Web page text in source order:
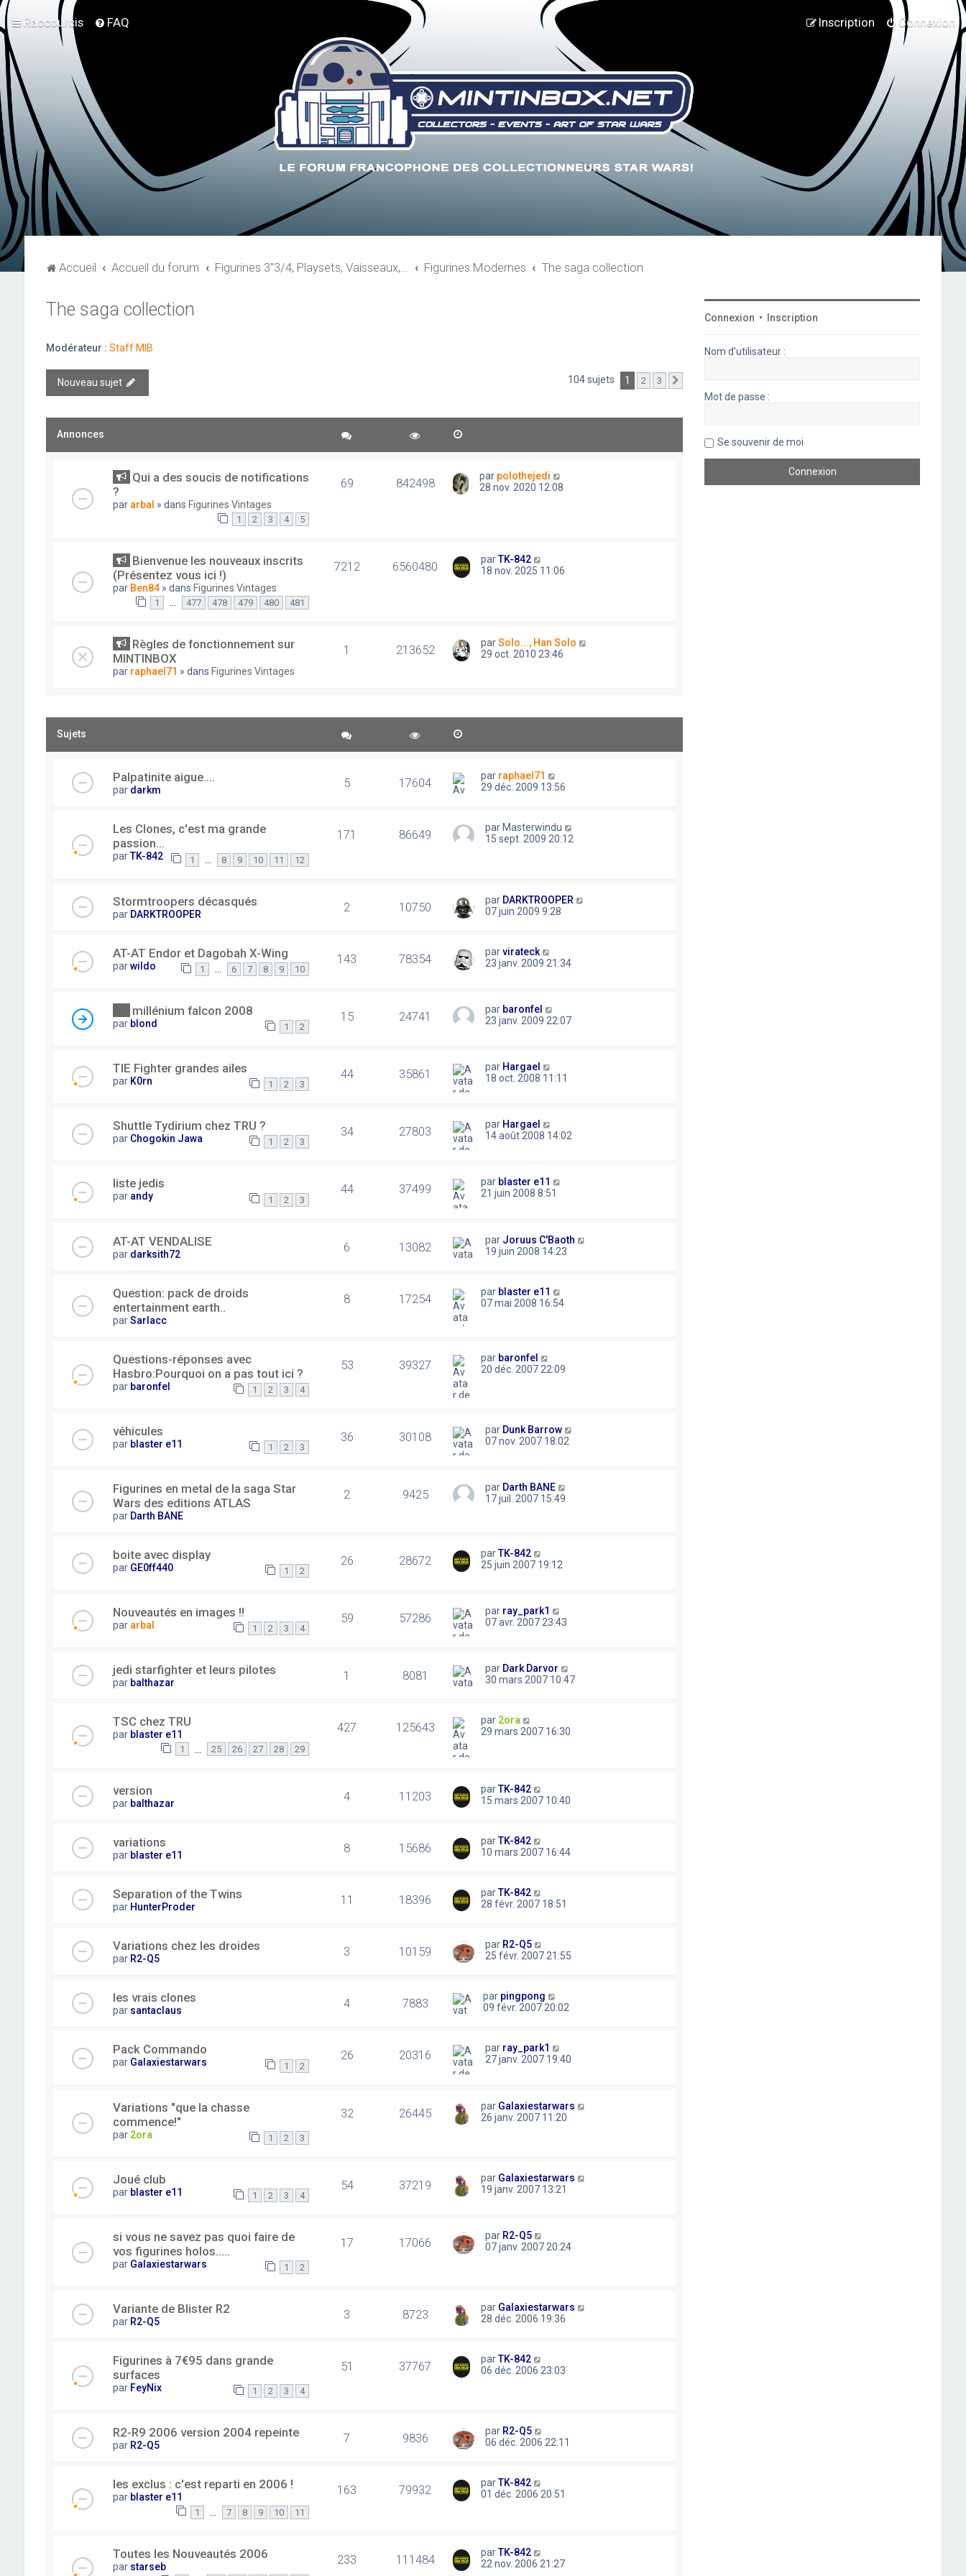
Raccourcis FAQ Connexion
Inscription
Accueil Accueil du forum Figurines 3"3/4, Playsets, Vaisseaux,… Figurines Modernes The saga collection
The saga collection
Modérateur : Staff MIB
Nouveau sujet 104 sujets 1 2 3
Annonces
Qui a des soucis de notifications
?
par arbal » dans Figurines Vintages
1 2 3 4 5
69 842498 par polothejedi
28 nov. 2020 12:08
Bienvenue les nouveaux inscrits
(Présentez vous ici !)
par Ben84 » dans Figurines Vintages
1 … 477 478 479 480 481
7212 6560480 parTK-842
18 nov. 2025 11:06
Règles de fonctionnement sur
MINTINBOX
par raphael71 » dans Figurines Vintages
1 213652 parSolo..., Han Solo
29 oct. 2010 23:46
Sujets
Palpatinite aigue....
par darkm 5 17604 par raphael71
29 déc. 2009 13:56
Les Clones, c'est ma grande
passion...
parTK-842 1 8 9 10 11 12
171 86649 par Masterwindu
15 sept. 2009 20:12
Stormtroopers décasqués
par DARKTROOPER 2 10750 par DARKTROOPER
07 juin 2009 9:28
AT-AT Endor et Dagobah X-Wing
parwildo 1 6 7 8 9 10
143 78354 parvirateck
23 janv. 2009 21:34
millénium falcon 2008
par blond 1 2
15 24741 par baronfel
23 janv. 2009 22:07
TIE Fighter grandes ailes
par K0rn 1 2 3
44 35861 par Hargael
18 oct. 2008 11:11
Shuttle Tydirium chez TRU ?
par Chogokin Jawa 1 2 3
34 27803 par Hargael
14 août 2008 14:02
liste jedis
par andy 1 2 3
44 37499 par blaster e11
21 juin 2008 8:51
AT-AT VENDALISE
par darksith72 6 13082 par Joruus C'Baoth
19 juin 2008 14:23
Question: pack de droids
entertainment earth..
parSarlacc
8 17254 par blaster e11
07 mai 2008 16:54
Questions-réponses avec
Hasbro:Pourquoi on a pas tout ici ?
par baronfel 1 2 3 4
53 39327 par baronfel
20 déc. 2007 22:09
véhicules
par blaster e11 1 2 3
36 30108 par Dunk Barrow
07 nov. 2007 18:02
Figurines en metal de la saga Star
Wars des editions ATLAS
par Darth BANE
2 9425 par Darth BANE
17 juil. 2007 15:49
boite avec display
par GE0ff440 1 2
26 28672 parTK-842
25 juin 2007 19:12
Nouveautés en images !!
par arbal 1 2 3 4
59 57286 par ray_park1
07 avr. 2007 23:43
jedi starfighter et leurs pilotes
par balthazar 1 8081 par Dark Darvor
30 mars 2007 10:47
TSC chez TRU
par blaster e11
1 25 26 27 28 29
427 125643 par 2ora
29 mars 2007 16:30
version
par balthazar 4 11203 parTK-842
15 mars 2007 10:40
variations
par blaster e11 8 15686 parTK-842
10 mars 2007 16:44
Separation of the Twins
par HunterProder 11 18396 parTK-842
28 févr. 2007 18:51
Variations chez les droides
par R2-Q5 3 10159 par R2-Q5
25 févr. 2007 21:55
les vrais clones
par santaclaus 4 7883 par pingpong
09 févr. 2007 20:02
Pack Commando
par Galaxiestarwars 1 2
26 20316 par ray_park1
27 janv. 2007 19:40
Variations "que la chasse
commence!"
par 2ora 1 2 3
32 26445 par Galaxiestarwars
26 janv. 2007 11:20
Joué club
par blaster e11 1 2 3 4
54 37219 par Galaxiestarwars
19 janv. 2007 13:21
si vous ne savez pas quoi faire de
vos figurines holos.....
par Galaxiestarwars 1 2
17 17066 par R2-Q5
07 janv. 2007 20:24
Variante de Blister R2
par R2-Q5 3 8723 par Galaxiestarwars
28 déc. 2006 19:36
Figurines à 7€95 dans grande
surfaces
par FeyNix 1 2 3 4
51 37767 parTK-842
06 déc. 2006 23:03
R2-R9 2006 version 2004 repeinte
par R2-Q5 7 9836 par R2-Q5
06 déc. 2006 22:11
les exclus : c'est reparti en 2006 !
par blaster e11
1 7 8 9 10 11
163 79932 parTK-842
01 déc. 2006 20:51
Toutes les Nouveautés 2006
par starseb 233 111484 parTK-842
22 nov. 2006 21:27
Connexion • Inscription
Nom d’utilisateur :
Mot de passe :
Se souvenir de moi